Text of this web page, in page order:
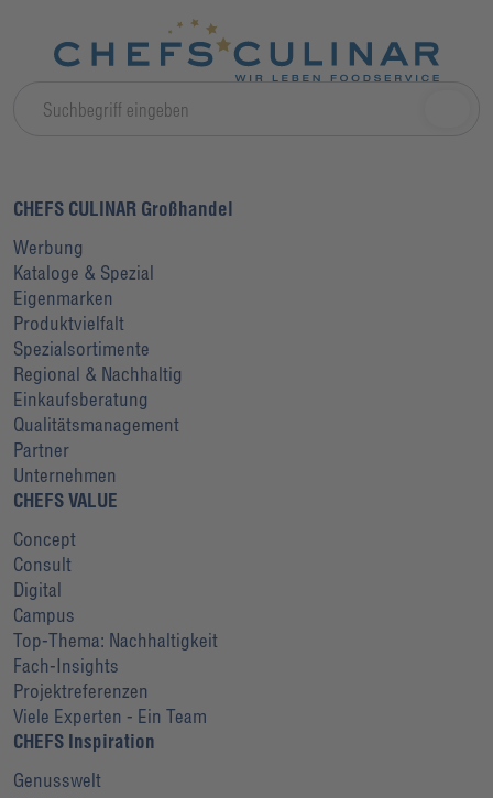
CHEFS CULINAR Großhandel
Werbung
Kataloge & Spezial
Eigenmarken
Produktvielfalt
Spezialsortimente
Regional & Nachhaltig
Einkaufsberatung
Qualitätsmanagement
Partner
Unternehmen
CHEFS VALUE
Concept
Consult
Digital
Campus
Top-Thema: Nachhaltigkeit
Fach-Insights
Projektreferenzen
Viele Experten - Ein Team
CHEFS Inspiration
Genusswelt